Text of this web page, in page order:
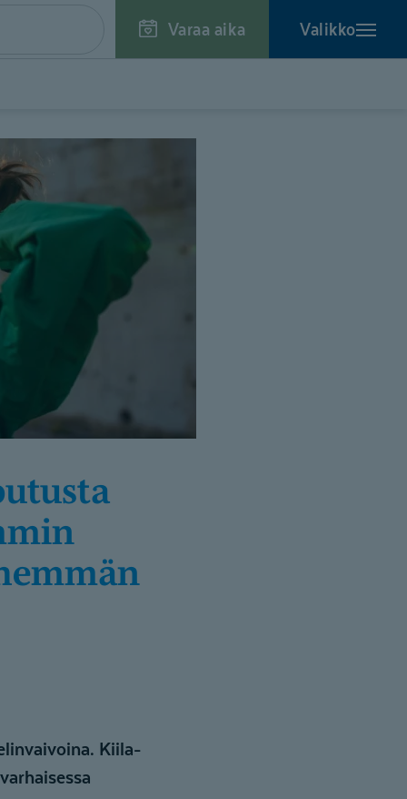
Varaa aika Valikko
Kiila-